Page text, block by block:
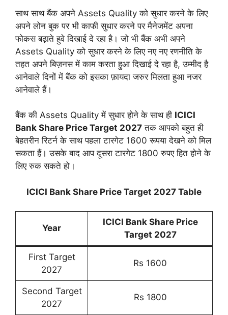
साथ साथ बैंक अपने Assets Quality को सुधार करने के लिए
अपने लोन बुक पर भी काफी सुधार करने पर मैनेजमेंट अपना
फोकस बढ़ाते हुवे दिखाई दे रहा है। जो भी बैंक अभी अपने
Assets Quality को सुधार करने के लिए नए नए रणनीति के
तहत अपने बिज़नस में काम करता हुआ दिखाई दे रहा है, उम्मीद है
आनेवाले दिनों में बैंक को इसका फ़ायदा जरुर मिलता हुआ नजर
आनेवाले हैं।
बैंक की Assets Quality में सुधार होने के साथ ही ICICI
Bank Share Price Target 2027 तक आपको बहुत ही
बेहतरीन रिटर्न के साथ पहला टारगेट 1600 रूपया देखने को मिल
सकता हैं। उसके बाद आप दूसरा टारगेट 1800 रुपए हित होने के
लिए रुक सकते हो।
ICICI Bank Share Price Target 2027 Table
Year
ICICI Bank Share Price
Target 2027
First Target
2027
Rs 1600
Second Target
2027
Rs 1800